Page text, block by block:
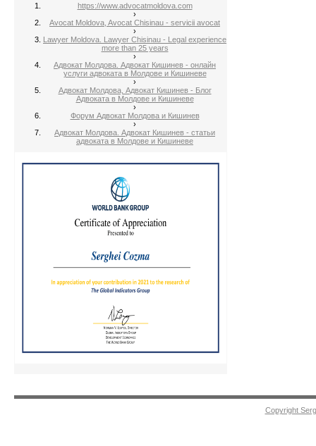
https://www.advocatmoldova.com
›
Avocat Moldova, Avocat Chisinau - servicii avocat
›
Lawyer Moldova. Lawyer Chisinau - Legal experience
more than 25 years
›
Адвокат Молдова. Адвокат Кишинев - онлайн
услуги адвоката в Молдове и Кишиневе
›
Адвокат Молдова, Адвокат Кишинев - Блог
Адвоката в Молдове и Кишиневе
›
Форум Адвокат Молдова и Кишинев
›
Адвокат Молдова. Адвокат Кишинев - статьи
адвоката в Молдове и Кишиневе
Copyright